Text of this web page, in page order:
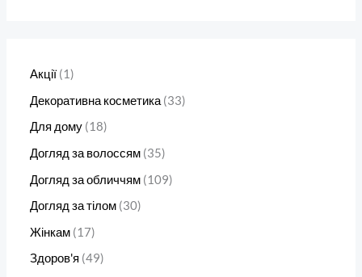
Акції 1
Декоративна косметика 33
Для дому 18
Догляд за волоссям 35
Догляд за обличчям 109
Догляд за тілом 30
Жінкам 17
Здоров'я 49